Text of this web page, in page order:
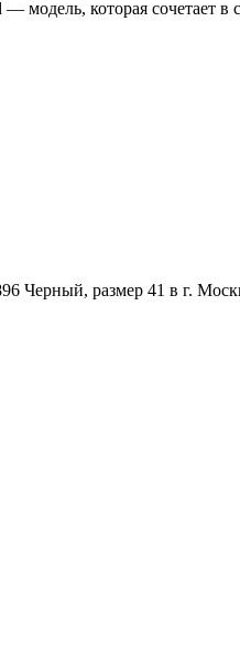
модель, которая сочетает
Черный, размер 41 в г.